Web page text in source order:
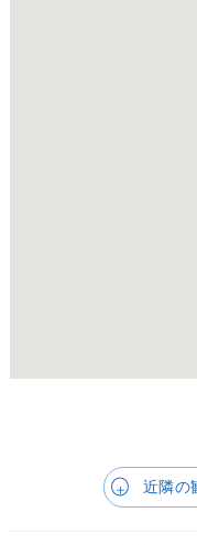
近隣の